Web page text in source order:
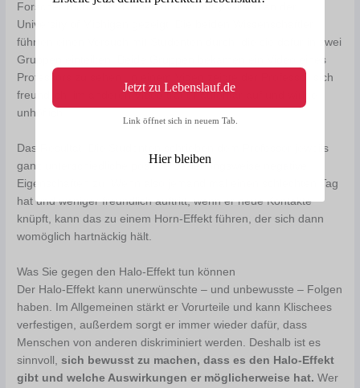
Forscher Richard E. Nisbett und Timothy Wilson an der
University of Michigan gezeigt. Die beiden Wissenschaftler
führten einen Versuch mit Studenten durch, die sie dafür in zwei
Gruppen einteilten. Beide Gruppen bekamen ein Video eines
Professors zu sehen. In einem Video zeigte der Professor sich
freundlich, im anderen Video trat er autoritär auf und wirkte
unhöflich.
Das Resultat: Die Studenten schrieben dem Professor jeweils
ganz unterschiedliche positive beziehungsweise negative
Eigenschaften zu. Wenn also jemand mal einen schlechten Tag
hat und weniger freundlich auftritt, wenn er neue Kontakte
knüpft, kann das zu einem Horn-Effekt führen, der sich dann
womöglich hartnäckig hält.
Was Sie gegen den Halo-Effekt tun können
Der Halo-Effekt kann unerwünschte – und unbewusste – Folgen
haben. Im Allgemeinen stärkt er Vorurteile und kann Klischees
verfestigen, außerdem sorgt er immer wieder dafür, dass
Menschen von anderen diskriminiert werden. Deshalb ist es
sinnvoll,sich bewusst zu machen, dass es den Halo-Effekt
gibt und welche Auswirkungen er möglicherweise hat. Wer
Link öffnet sich in neuem Tab.
Hier bleiben
Jetzt zu Lebenslauf.de